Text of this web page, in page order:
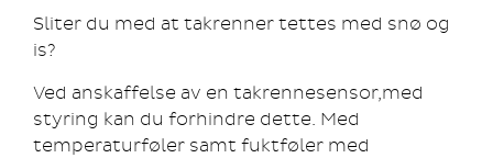
Sliter du med at takrenner tettes med snø og
is?
Ved anskaffelse av en takrennesensor,med
styring kan du forhindre dette. Med
temperaturføler samt fuktføler med